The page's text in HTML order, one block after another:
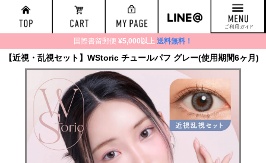
国際書留郵便 ¥5,000以上 送料無料！
【近視・乱視セット】WStoric チュールパフ グレー(使用期間6ヶ月)